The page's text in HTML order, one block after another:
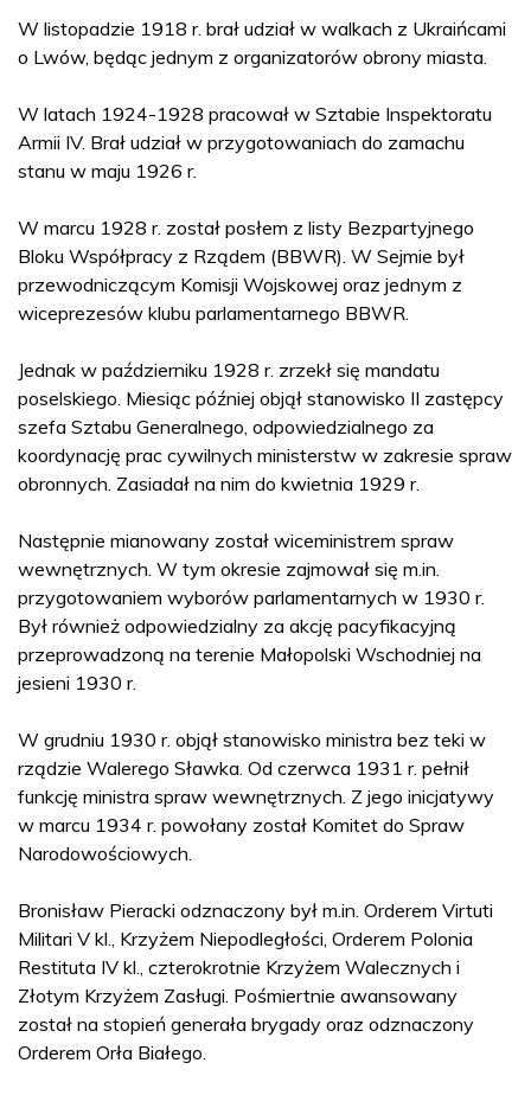
W listopadzie 1918 r. brał udział w walkach z Ukraińcami
o Lwów, będąc jednym z organizatorów obrony miasta.
W latach 1924-1928 pracował w Sztabie Inspektoratu
Armii IV. Brał udział w przygotowaniach do zamachu
stanu w maju 1926 r.
W marcu 1928 r. został posłem z listy Bezpartyjnego
Bloku Współpracy z Rządem (BBWR). W Sejmie był
przewodniczącym Komisji Wojskowej oraz jednym z
wiceprezesów klubu parlamentarnego BBWR.
Jednak w październiku 1928 r. zrzekł się mandatu
poselskiego. Miesiąc później objął stanowisko II zastępcy
szefa Sztabu Generalnego, odpowiedzialnego za
koordynację prac cywilnych ministerstw w zakresie spraw
obronnych. Zasiadał na nim do kwietnia 1929 r.
Następnie mianowany został wiceministrem spraw
wewnętrznych. W tym okresie zajmował się m.in.
przygotowaniem wyborów parlamentarnych w 1930 r.
Był również odpowiedzialny za akcję pacyfikacyjną
przeprowadzoną na terenie Małopolski Wschodniej na
jesieni 1930 r.
W grudniu 1930 r. objął stanowisko ministra bez teki w
rządzie Walerego Sławka. Od czerwca 1931 r. pełnił
funkcję ministra spraw wewnętrznych. Z jego inicjatywy
w marcu 1934 r. powołany został Komitet do Spraw
Narodowościowych.
Bronisław Pieracki odznaczony był m.in. Orderem Virtuti
Militari V kl., Krzyżem Niepodległości, Orderem Polonia
Restituta IV kl., czterokrotnie Krzyżem Walecznych i
Złotym Krzyżem Zasługi. Pośmiertnie awansowany
został na stopień generała brygady oraz odznaczony
Orderem Orła Białego.